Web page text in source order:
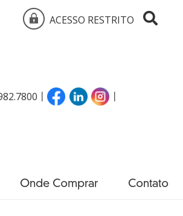
ACESSO RESTRITO
Onde Comprar Contato